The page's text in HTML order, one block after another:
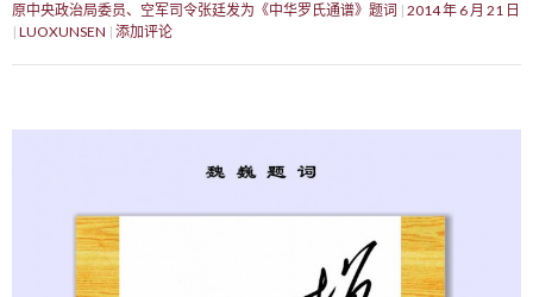
原中央政治局委员、空军司令张廷发为《中华罗氏通谱》题词 2014 年 6 月 21 日
LUOXUNSEN 添加评论